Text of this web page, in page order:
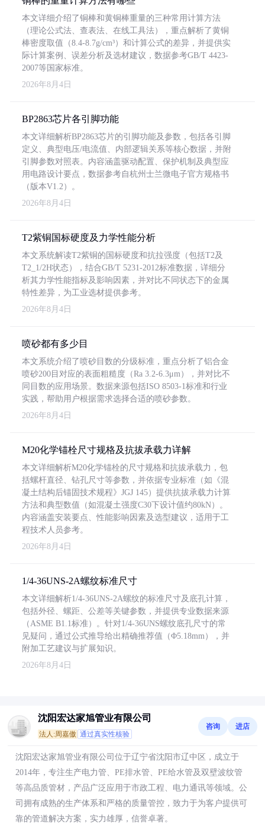
本文详细介绍了铜棒和黄铜棒重量的三种常用计算方法
（理论公式法、查表法、在线工具法），重点解析了黄铜
棒密度取值（8.4-8.7g/cm³）和计算公式的差异，并提供实
际计算案例、误差分析及选材建议，数据参考GB/T 4423-
2007等国家标准。
2026年8月4日
BP2863芯片各引脚功能
本文详细解析BP2863芯片的引脚功能及参数，包括各引脚
定义、典型电压/电流值、内部逻辑关系等核心数据，并附
引脚参数对照表。内容涵盖驱动配置、保护机制及典型应
用电路设计要点，数据参考自杭州士兰微电子官方规格书
（版本V1.2）。
2026年8月4日
T2紫铜国标硬度及力学性能分析
本文系统解读T2紫铜的国标硬度和抗拉强度（包括T2及
T2_1/2H状态），结合GB/T 5231-2012标准数据，详细分
析其力学性能指标及影响因素，并对比不同状态下的金属
特性差异，为工业选材提供参考。
2026年8月4日
喷砂都有多少目
本文系统介绍了喷砂目数的分级标准，重点分析了铝合金
喷砂200目对应的表面粗糙度（Ra 3.2-6.3μm），并对比不
同目数的应用场景。数据来源包括ISO 8503-1标准和行业
实践，帮助用户根据需求选择合适的喷砂参数。
2026年8月4日
M20化学锚栓尺寸规格及抗拔承载力详解
本文详细解析M20化学锚栓的尺寸规格和抗拔承载力，包
括螺杆直径、钻孔尺寸等参数，并依据专业标准（如《混
凝土结构后锚固技术规程》JGJ 145）提供抗拔承载力计算
方法和典型数值（如混凝土强度C30下设计值约80kN）。
内容涵盖安装要点、性能影响因素及选型建议，适用于工
程技术人员参考。
2026年8月4日
1/4-36UNS-2A螺纹标准尺寸
本文详细解析1/4-36UNS-2A螺纹的标准尺寸及底孔计算，
包括外径、螺距、公差等关键参数，并提供专业数据来源
（ASME B1.1标准）。针对1/4-36UNS螺纹底孔尺寸的常
见疑问，通过公式推导给出精确推荐值（Φ5.18mm），并
附加工艺建议与扩展知识。
2026年8月4日
沈阳宏达家旭管业有限公司
法人:周嘉傲 通过真实性核验
咨询 进店
沈阳宏达家旭管业有限公司位于辽宁省沈阳市辽中区，成立于
2014年，专注生产电力管、PE排水管、PE给水管及双壁波纹管
等高品质管材，产品广泛应用于市政工程、电力通讯等领域。公
司拥有成熟的生产体系和严格的质量管控，致力于为客户提供可
靠的管道解决方案，实力雄厚，信誉卓著。